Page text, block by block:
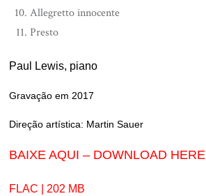
Allegretto innocente
Presto
Paul Lewis, piano
Gravação em 2017
Direção artística: Martin Sauer
BAIXE AQUI – DOWNLOAD HERE
FLAC | 202 MB